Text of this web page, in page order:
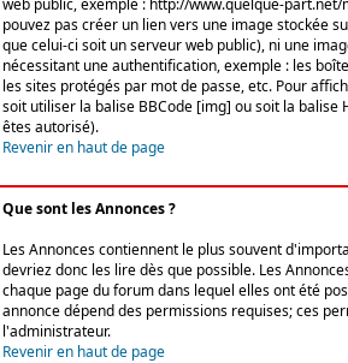
pouvez pas créer un lien vers une image stockée
que celui-ci soit un serveur web public), ni une
nécessitant une authentification, exemple : les
les sites protégés par mot de passe, etc. Pour
soit utiliser la balise BBCode [img] ou soit la balise
êtes autorisé).
Revenir en haut de page
Que sont les Annonces ?
Les Annonces contiennent le plus souvent
devriez donc les lire dès que possible. Les
chaque page du forum dans lequel elles ont été
annonce dépend des permissions requises; ces
l'administrateur.
Revenir en haut de page